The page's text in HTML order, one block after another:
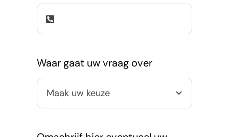
Waar gaat uw vraag over